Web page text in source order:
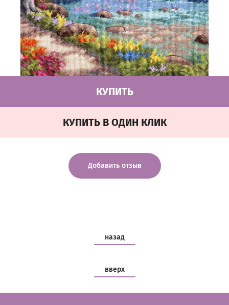
КУПИТЬ
КУПИТЬ В ОДИН КЛИК
Добавить отзыв
назад
вверх